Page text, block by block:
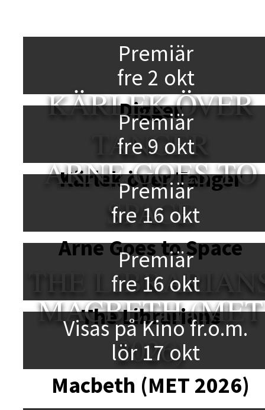
Premiär
fre 2 okt
Digger
KÄRLEK ÖVER
TANGER
Premiär
fre 9 okt
Kärlek över Tanger
ARNE GOES TO
SPACE
Premiär
fre 16 okt
Arne Goes to Space
THE
Premiär
fre 16 okt
The Librarians
MACBETH (MET
2026)
Visas på Kino fr.o.m.
lör 17 okt
Macbeth (MET 2026)